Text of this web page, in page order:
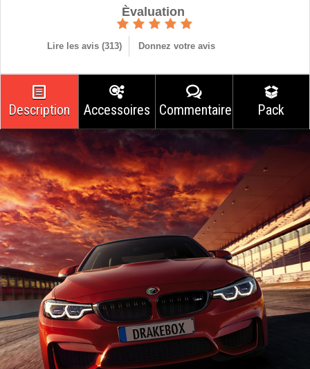
Èvaluation
Lire les avis (313) Donnez votre avis
Description Accessoires Commentaires Pack